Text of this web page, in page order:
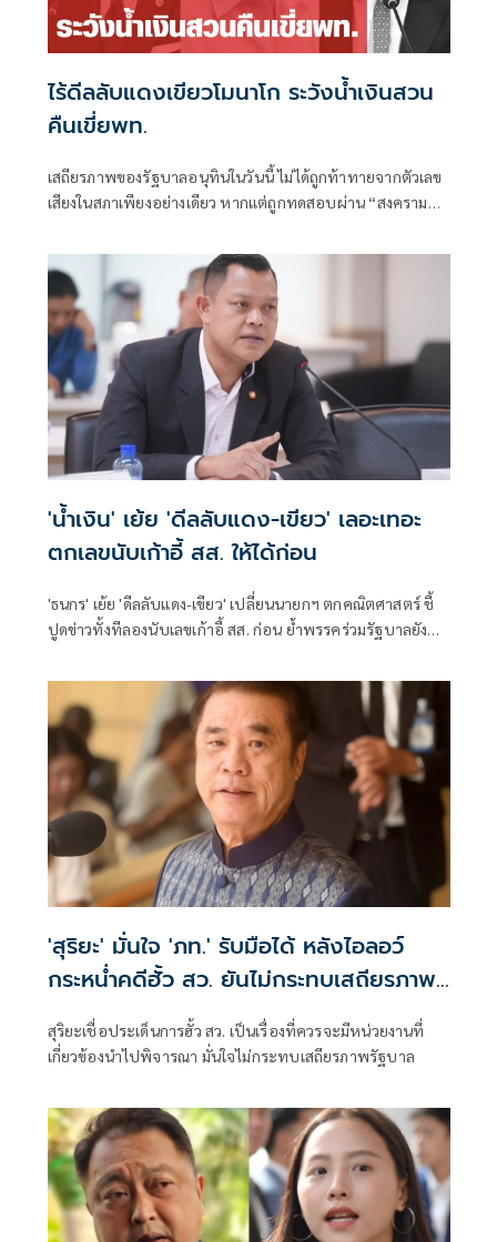
ไร้ดีลลับแดงเขียวโมนาโก ระวังน้ำเงินสวน
คืนเขี่ยพท.
เสถียรภาพของรัฐบาลอนุทินในวันนี้ ไม่ได้ถูกท้าทายจากตัวเลข
เสียงในสภาเพียงอย่างเดียว หากแต่ถูกทดสอบผ่าน “สงคราม
ข่ายอำนาจของพรรคภูมิใจไทย
'น้ำเงิน' เย้ย 'ดีลลับแดง-เขียว' เลอะเทอะ
ตกเลขนับเก้าอี้ สส. ให้ได้ก่อน
'ธนกร' เย้ย 'ดีลลับแดง-เขียว' เปลี่ยนนายกฯ ตกคณิตศาสตร์ ชี้
ปูดข่าวทั้งทีลองนับเลขเก้าอี้ สส. ก่อน ย้ำพรรคร่วมรัฐบาลยัง
'สุริยะ' มั่นใจ 'ภท.' รับมือได้ หลังไอลอว์
กระหน่ำคดีฮั้ว สว. ยันไม่กระทบเสถียรภาพ
รัฐบาล
สุริยะเชื่อประเด็นการฮั้ว สว. เป็นเรื่องที่ควรจะมีหน่วยงานที่
เกี่ยวข้องนำไปพิจารณา มั่นใจไม่กระทบเสถียรภาพรัฐบาล